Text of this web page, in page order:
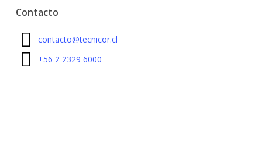
Contacto
contacto@tecnicor.cl
+56 2 2329 6000